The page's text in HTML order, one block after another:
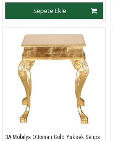
Sepete Ekle
3A Mobilya Ottoman Gold Yüksek Sehpa